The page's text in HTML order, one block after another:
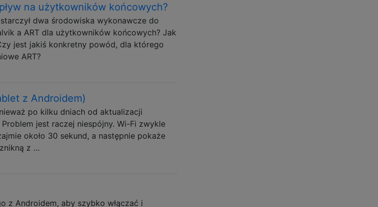
na użytkowników końcowych?
dwa środowiska wykonawcze do
a ART dla użytkowników końcowych? Jak
jest jakiś konkretny powód, dla którego
ART?
z Androidem)
po kilku dniach od aktualizacji
jest raczej niespójny. Wi-Fi zwykle
około 30 sekund, a następnie pokaże
z …
z Androidem, aby szybko włączać i